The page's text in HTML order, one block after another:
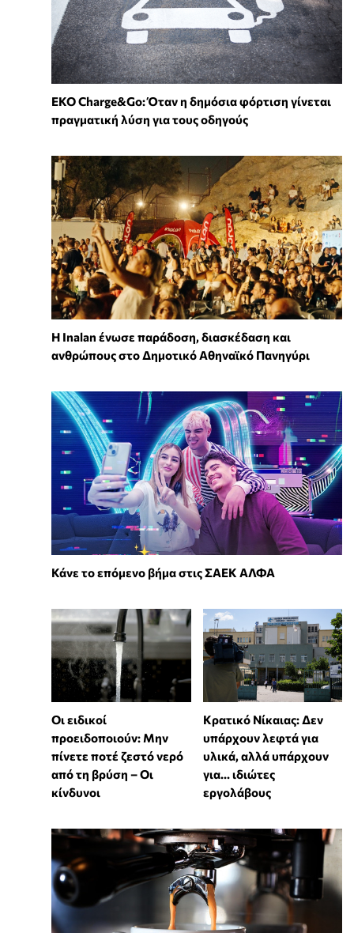
EKO Charge&Go: Όταν η δημόσια φόρτιση γίνεται
πραγματική λύση για τους οδηγούς
Η Inalan ένωσε παράδοση, διασκέδαση και
ανθρώπους στο Δημοτικό Αθηναϊκό Πανηγύρι
Κάνε το επόμενο βήμα στις ΣΑΕΚ ΑΛΦΑ
Οι ειδικοί
προειδοποιούν: Μην
πίνετε ποτέ ζεστό νερό
από τη βρύση – Οι
κίνδυνοι
Κρατικό Νίκαιας: Δεν
υπάρχουν λεφτά για
υλικά, αλλά υπάρχουν
για... ιδιώτες
εργολάβους